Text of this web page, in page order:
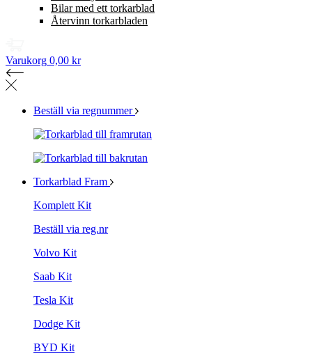
Bilar med ett torkarblad
Återvinn torkarbladen
Varukorg 0,00 kr
Beställ via regnummer
Torkarblad Fram
Komplett Kit
Beställ via reg.nr
Volvo Kit
Saab Kit
Tesla Kit
Dodge Kit
BYD Kit